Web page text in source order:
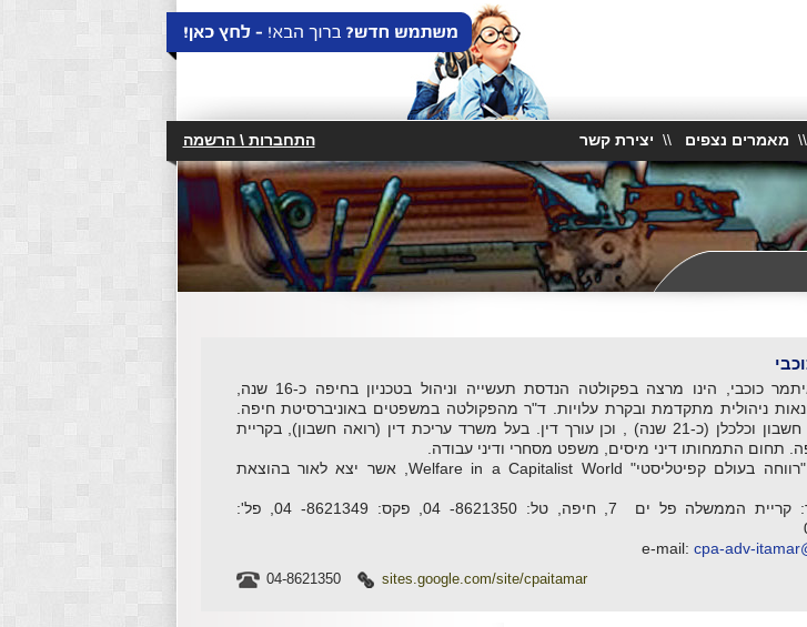
\\ מאמרים נצפים \\ יצירת קשר התחברות \ הרשמה
הכותב: ד"ר איתמר כוכבי, הינו מרצה בפקולטה הנדסת תעשייה וניהול בטכניון בחיפה כ-16 שנה,
ניהולית מתקדמת ובקרת עלויות. ד"ר מהפקולטה במשפטים באוניברסיטת חיפה.
במקצועו רואה חשבון וכלכלן (כ-21 שנה) , וכן עורך דין. בעל משרד עריכת דין (רואה חשבון), בקריית
תחום התמחותו דיני מיסים, משפט מסחרי ודיני עבודה.
מחבר הספר: "רווחה בעולם קפיטליסטי" Welfare in a Capitalist World, אשר יצא לאור בהוצאת
מיקום המשרד: קריית הממשלה פל ים 7, חיפה, טל: 8621350- 04, פקס: 8621349- 04, פל':
e-mail: cpa-adv-
sites.google.com/site/cpaitamar
04-8621350